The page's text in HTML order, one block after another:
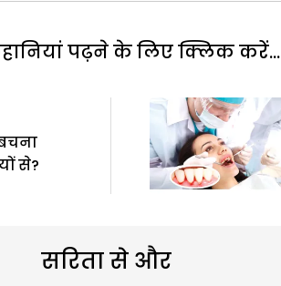
पढ़ने के लिए क्लिक करें...
से?
सरिता से और